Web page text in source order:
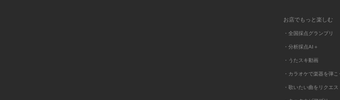
お店でもっと楽しむ
・全国採点グランプリ
・分析採点AI＋
・うたスキ動画
・カラオケで楽器を弾こ
・歌いたい曲をリクエス